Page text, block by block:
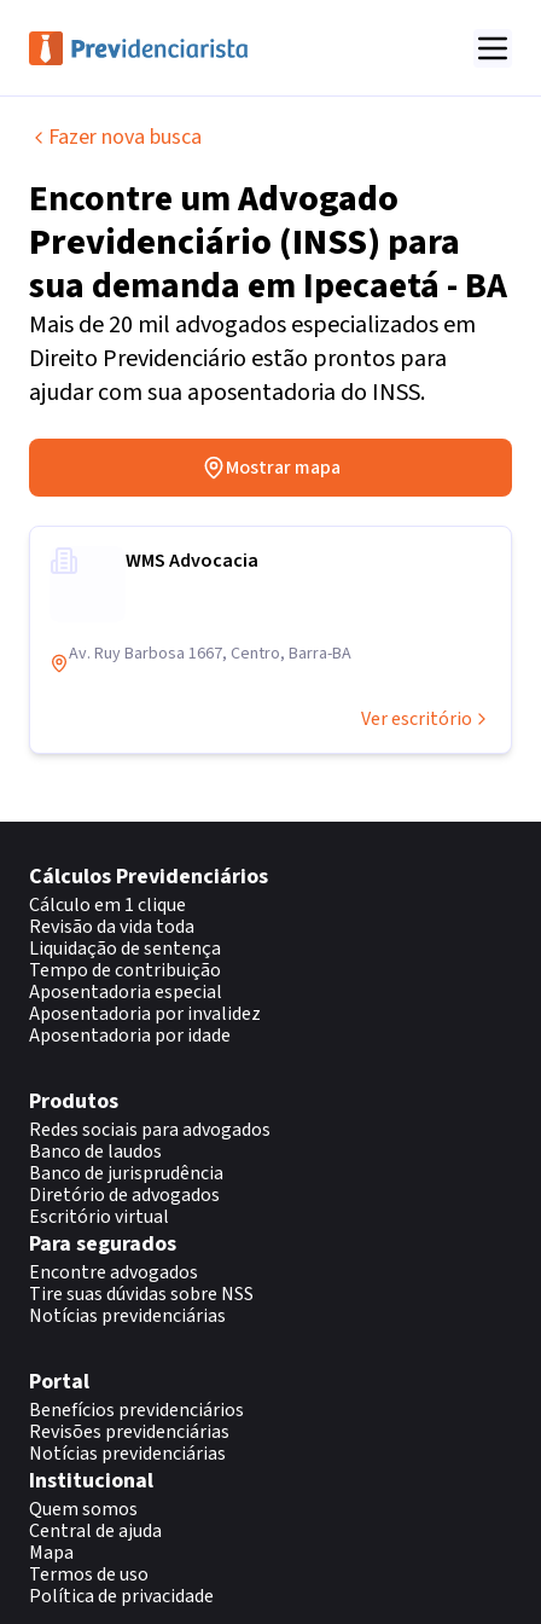
Fazer nova busca
Encontre umAdvogado
Previdenciário (INSS) para
sua demanda em Ipecaetá - BA
Mais de 20 mil advogados especializados em
Direito Previdenciário estão prontos para
ajudar com sua aposentadoria do INSS.
Mostrar mapa
WMS Advocacia
Av. Ruy Barbosa 1667, Centro, Barra-BA
Ver escritório
Cálculos Previdenciários
Cálculo em 1 clique
Revisão da vida toda
Liquidação de sentença
Tempo de contribuição
Aposentadoria especial
Aposentadoria por invalidez
Aposentadoria por idade
Produtos
Redes sociais para advogados
Banco de laudos
Banco de jurisprudência
Diretório de advogados
Escritório virtual
Para segurados
Encontre advogados
Tire suas dúvidas sobre NSS
Notícias previdenciárias
Portal
Benefícios previdenciários
Revisões previdenciárias
Notícias previdenciárias
Institucional
Quem somos
Central de ajuda
Mapa
Termos de uso
Política de privacidade